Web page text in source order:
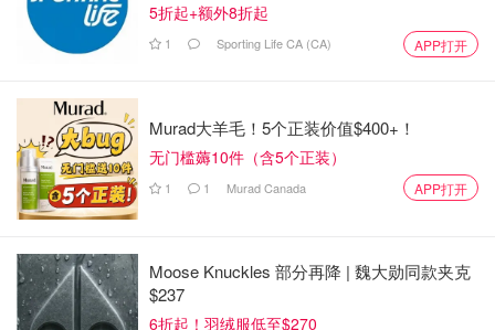
5折起+额外8折起
1 Sporting Life CA (CA) APP打开
Murad大羊毛！5个正装价值$400+！
无门槛薅10件（含5个正装）
1 1 Murad Canada APP打开
Moose Knuckles 部分再降 | 魏大勋同款夹克
$237
6折起！羽绒服低至$270